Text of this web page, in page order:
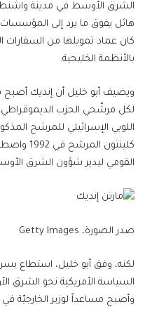
الشرق الأوسط في مدينة
هائل يفوق ما يرد إلى
كان عماد تمويلها من السفارات
بالأنظمة الخليجية.
ويضيف أبو خليل أن إنديك أصبح
لكل مرشّحي الحزب الديموقراطي
اللوبي الإسرائيلي للمرشح
كلينتون
القومي ليدير شؤون الشرق
صدر الصورة، Getty Images
لكنه، وفق أبو خليل، استطاع
السياسة الأمريكية نحو الشرق
وأصبح مساعداً لوزير الخارجيّة